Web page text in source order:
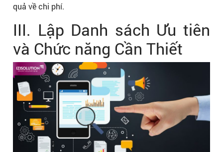
quả về chi phí.
III. Lập Danh sách Ưu tiên
và Chức năng Cần Thiết